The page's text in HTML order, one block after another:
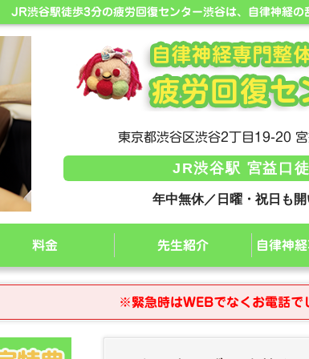
JR渋谷駅徒歩3分の疲労回復センター渋谷は、自律神経の
東京都渋谷区渋谷2丁目19-20
JR渋谷駅 宮益口
年中無休／日曜・祝日も
料金 先生紹介 自律神
※緊急時はWEBでなくお電話で